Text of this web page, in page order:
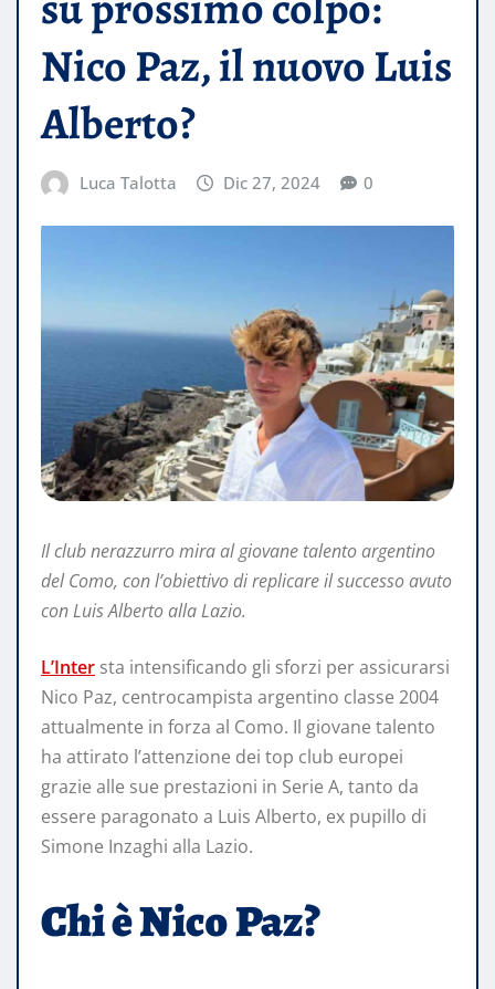
Nico Paz, il nuovo Luis
Alberto?
Luca Talotta Dic 27, 2024 0
Il club nerazzurro mira al giovane talento argentino
del Como, con l’obiettivo di replicare il successo avuto
con Luis Alberto alla Lazio.
L’Inter sta intensificando gli sforzi per assicurarsi
Nico Paz, centrocampista argentino classe 2004
attualmente in forza al Como. Il giovane talento
ha attirato l’attenzione dei top club europei
grazie alle sue prestazioni in Serie A, tanto da
essere paragonato a Luis Alberto, ex pupillo di
Simone Inzaghi alla Lazio.
Chi è Nico Paz?